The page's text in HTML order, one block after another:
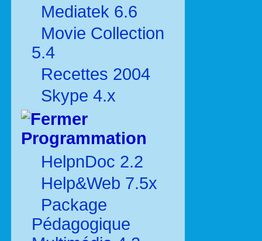
Mediatek 6.6
Movie Collection
5.4
Recettes 2004
Skype 4.x
Programmation
HelpnDoc 2.2
Help&Web 7.5x
Package
Pédagogique